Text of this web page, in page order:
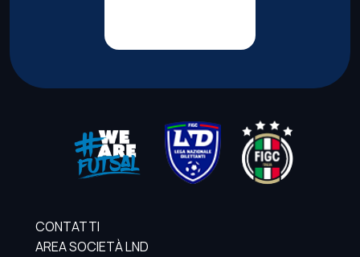
CONTATTI
AREA SOCIETÀ LND